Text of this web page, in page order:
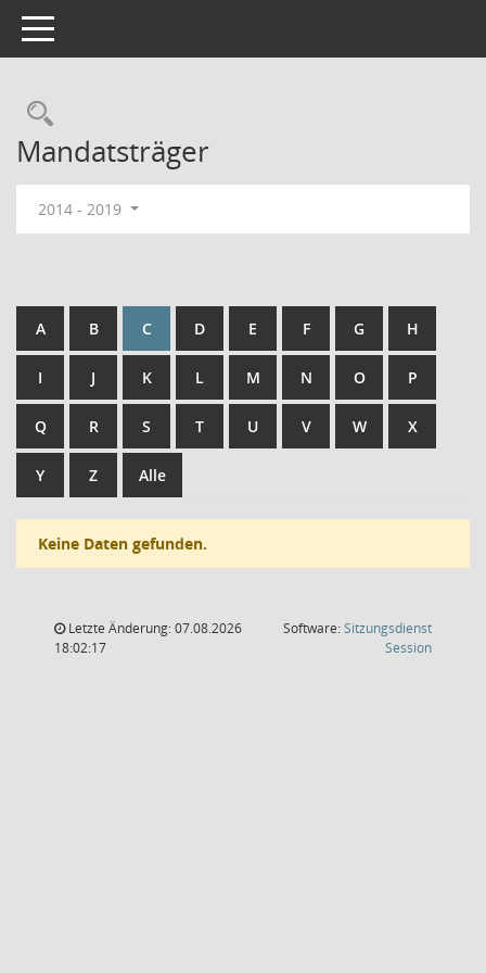
Toggle navigation
Rechercheauswahl
Mandatsträger
2014 - 2019
A B C D E F G H
I J K L M N O P
Q R S T U V W X
Y Z Alle
Keine Daten gefunden.
Letzte Änderung: 07.08.2026
18:02:17
Software:Sitzungsdienst
Session(Wird in